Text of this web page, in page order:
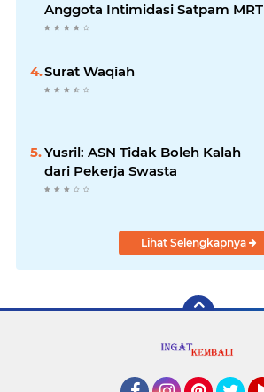
Anggota Intimidasi Satpam MRT
Surat Waqiah
Yusril: ASN Tidak Boleh Kalah
dari Pekerja Swasta
Lihat Selengkapnya